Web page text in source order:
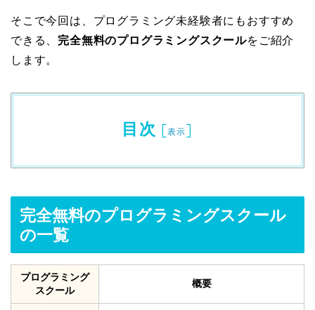
そこで今回は、プログラミング未経験者にもおすすめ
できる、 完全無料のプログラミングスクールをご紹介
します。
目次 [表示]
完全無料のプログラミングスクール
の一覧
プログラミング
スクール
概要